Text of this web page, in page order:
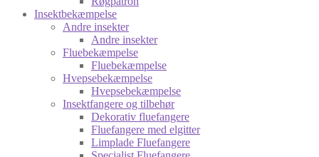
Insektbekæmpelse
Andre insekter
Andre insekter
Fluebekæmpelse
Fluebekæmpelse
Hvepsebekæmpelse
Hvepsebekæmpelse
Insektfangere og tilbehør
Dekorativ fluefangere
Fluefangere med elgitter
Limplade Fluefangere